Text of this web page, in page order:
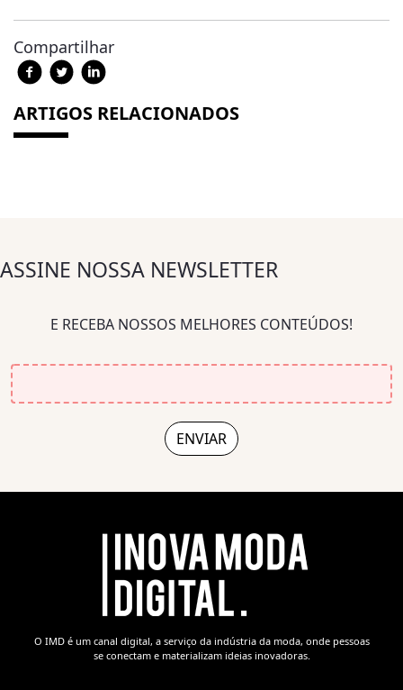
Compartilhar
ARTIGOS RELACIONADOS
ASSINE NOSSA NEWSLETTER
E RECEBA NOSSOS MELHORES CONTEÚDOS!
O IMD é um canal digital, a serviço da indústria da moda, onde pessoas
se conectam e materializam ideias inovadoras.